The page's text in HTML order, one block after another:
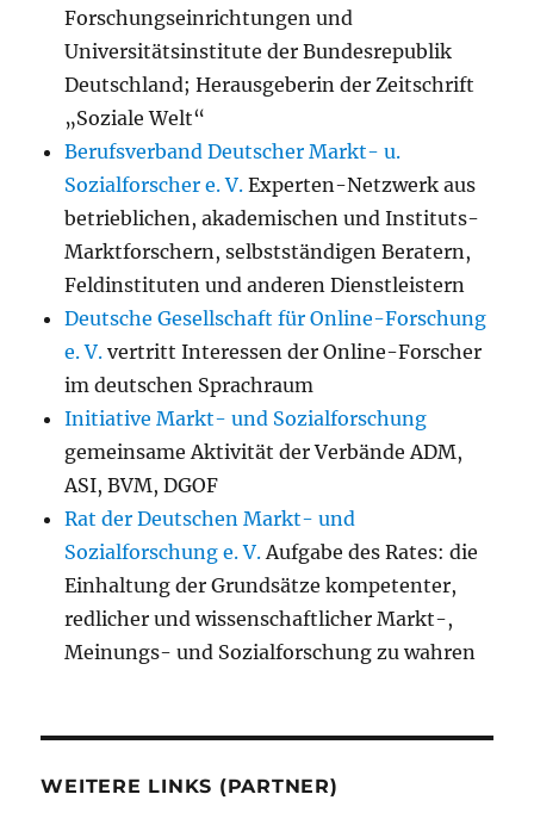
Forschungseinrichtungen und
Universitätsinstitute der Bundesrepublik
Deutschland; Herausgeberin der Zeitschrift
„Soziale Welt“
Berufsverband Deutscher Markt- u.
Sozialforscher e. V. Experten-Netzwerk aus
betrieblichen, akademischen und Instituts-
Marktforschern, selbstständigen Beratern,
Feldinstituten und anderen Dienstleistern
Deutsche Gesellschaft für Online-Forschung
e. V. vertritt Interessen der Online-Forscher
im deutschen Sprachraum
Initiative Markt- und Sozialforschung
gemeinsame Aktivität der Verbände ADM,
ASI, BVM, DGOF
Rat der Deutschen Markt- und
Sozialforschung e. V.Aufgabe des Rates: die
Einhaltung der Grundsätze kompetenter,
redlicher und wissenschaftlicher Markt-,
Meinungs- und Sozialforschung zu wahren
WEITERE LINKS (PARTNER)